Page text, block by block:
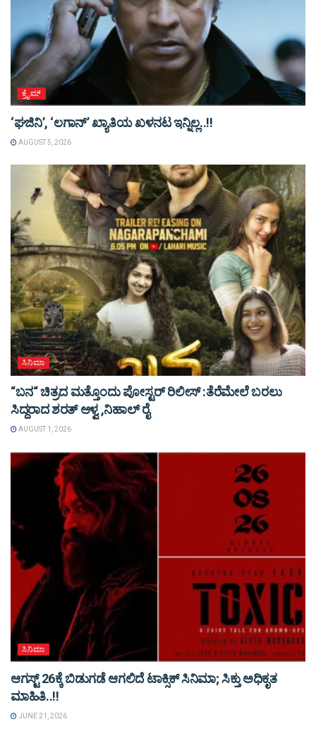
ಕ್ರೈಮ್
‘ಘಜಿನಿ’, ‘ಲಗಾನ್’ ಖ್ಯಾತಿಯ ಖಳನಟ ಇನ್ನಿಲ್ಲ..!!
AUGUST 5, 2026
ಸಿನಿಮಾ
“ಬನ“ ಚಿತ್ರದ ಮತ್ತೊಂದು ಪೋಸ್ಟರ್ ರಿಲೀಸ್ :ತೆರೆಮೇಲೆ ಬರಲು
ಸಿದ್ದರಾದ ಶರತ್ ಆಳ್ವ ,ನಿಹಾಲ್ ರೈ
AUGUST 1, 2026
ಸಿನಿಮಾ
ಆಗಸ್ಟ್ 26ಕ್ಕೆ ಬಿಡುಗಡೆ ಆಗಲಿದೆ ಟಾಕ್ಸಿಕ್ ಸಿನಿಮಾ; ಸಿಕ್ತು ಅಧಿಕೃತ
ಮಾಹಿತಿ..!!
JUNE 21, 2026